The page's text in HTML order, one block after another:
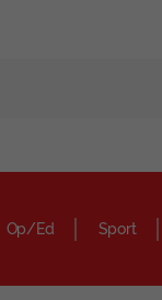
Op/Ed Sport